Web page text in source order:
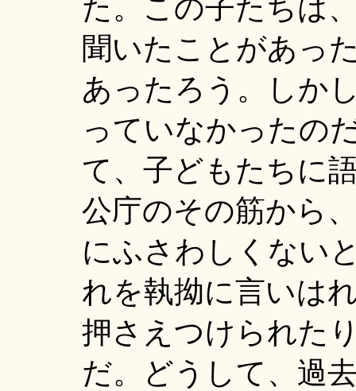
た。この子たちは
聞いたことがあっ
あったろう。しか
っていなかったの
て、子どもたちに
公庁のその筋から
にふさわしくない
れを執拗に言いは
押さえつけられた
だ。どうして、過